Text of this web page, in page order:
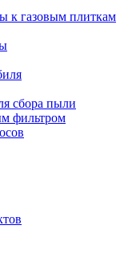
к газовым плиткам
сбора пыли
фильтром